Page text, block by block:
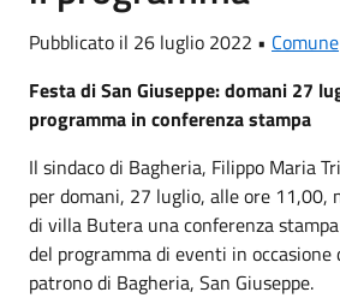
Pubblicato il 26 luglio 2022 • Comune
Festa di San Giuseppe: domani 27
programma in conferenza stampa
Il sindaco di Bagheria, Filippo Maria
per domani, 27 luglio, alle ore 11,00,
di villa Butera una conferenza
del programma di eventi in
patrono di Bagheria, San Giuseppe.